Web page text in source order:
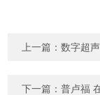
上一篇：数字超
下一篇：普卢福